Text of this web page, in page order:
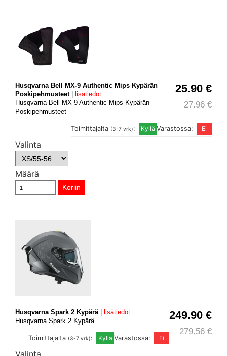
25.90 €
27.96 €
Husqvarna Bell MX-9 Authentic Mips Kypärän
Poskipehmusteet|
lisätiedot
Husqvarna Bell MX-9 Authentic Mips Kypärän
Poskipehmusteet
Varastossa:
Toimittajalta (3-7 vrk):
Valinta
Määrä
249.90 €
279.56 €
Husqvarna Spark 2 Kypärä|
lisätiedot
Husqvarna Spark 2 Kypärä
Varastossa:
Toimittajalta (3-7 vrk):